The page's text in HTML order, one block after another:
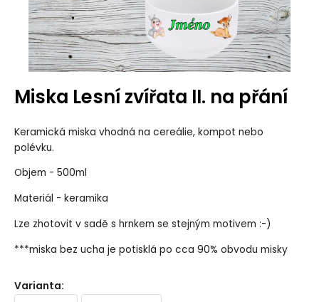
Miska Lesní zvířata II. na přání
Keramická miska vhodná na cereálie, kompot nebo
polévku.
Objem - 500ml
Materiál - keramika
Lze zhotovit v sadě s hrnkem se stejným motivem :-)
***miska bez ucha je potisklá po cca 90% obvodu misky
Varianta: